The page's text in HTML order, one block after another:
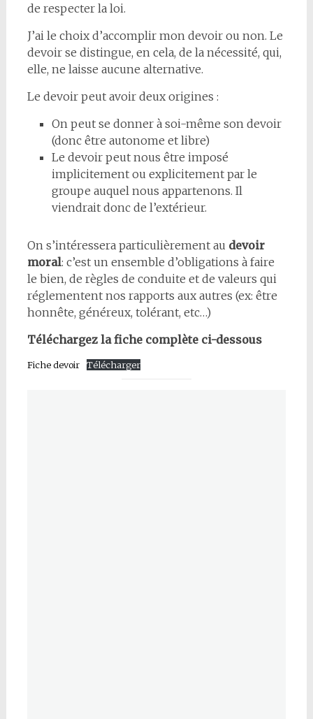
de respecter la loi.
J’ai le choix d’accomplir mon devoir ou non. Le
devoir se distingue, en cela, de la nécessité, qui,
elle, ne laisse aucune alternative.
Le devoir peut avoir deux origines :
On peut se donner à soi-même son devoir
(donc être autonome et libre)
Le devoir peut nous être imposé
implicitement ou explicitement par le
groupe auquel nous appartenons. Il
viendrait donc de l’extérieur.
On s’intéressera particulièrement au devoir
moral: c’est un ensemble d’obligations à faire
le bien, de règles de conduite et de valeurs qui
réglementent nos rapports aux autres (ex: être
honnête, généreux, tolérant, etc…)
Téléchargez la fiche complète ci-dessous
Fiche devoir Télécharger